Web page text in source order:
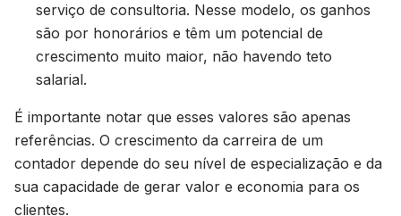
serviço de consultoria. Nesse modelo, os ganhos
são por honorários e têm um potencial de
crescimento muito maior, não havendo teto
salarial.
É importante notar que esses valores são apenas
referências. O crescimento da carreira de um
contador depende do seu nível de especialização e da
sua capacidade de gerar valor e economia para os
clientes.